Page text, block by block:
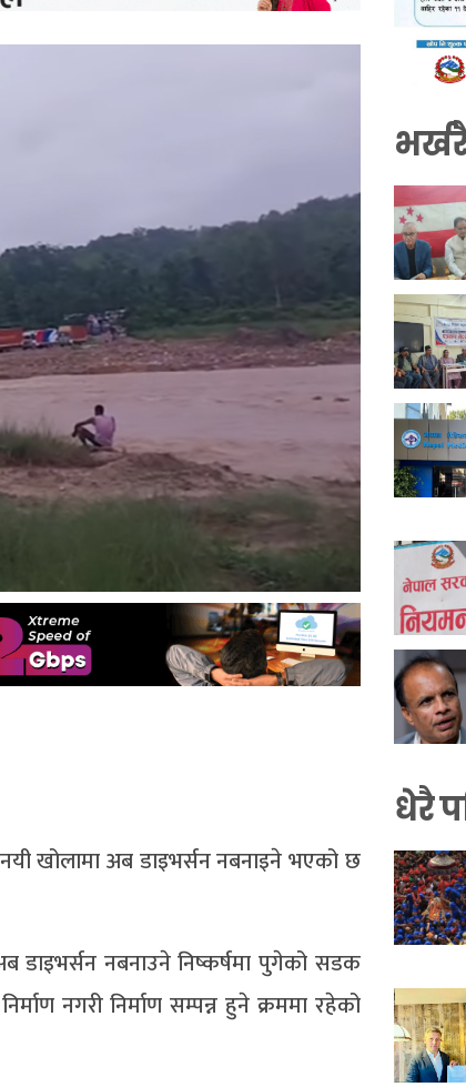
खोलामा अब डाइभर्सन नबनाइने भएको छ
डाइभर्सन नबनाउने निष्कर्षमा पुगेको सडक
नगरी निर्माण सम्पन्न हुने क्रममा रहेको
धेरै